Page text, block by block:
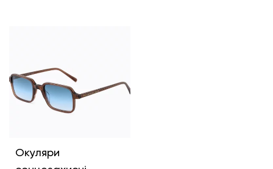
Інші кольори
Окуляри